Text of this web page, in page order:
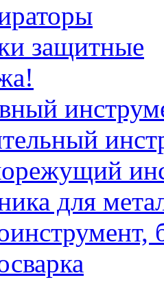
защитные
для